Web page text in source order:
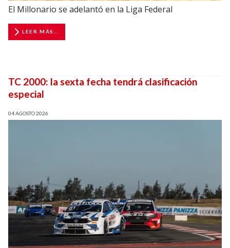
El Millonario se adelantó en la Liga Federal
LEER MÁS...
TC 2000: la sexta fecha tendrá clasificación
especial
04 AGOSTO 2026